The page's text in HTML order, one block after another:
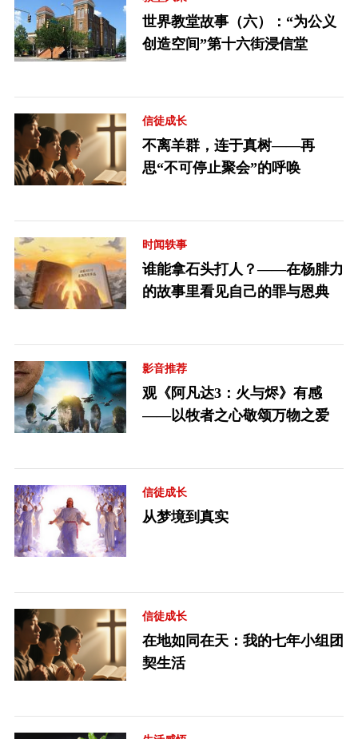
世界教堂故事（六）：“为公义
创造空间”第十六街浸信堂
信徒成长
不离羊群，连于真树——再
思“不可停止聚会”的呼唤
时闻轶事
谁能拿石头打人？——在杨腓力
的故事里看见自己的罪与恩典
影音推荐
观《阿凡达3：火与烬》有感
——以牧者之心敬颂万物之爱
信徒成长
从梦境到真实
信徒成长
在地如同在天：我的七年小组团
契生活